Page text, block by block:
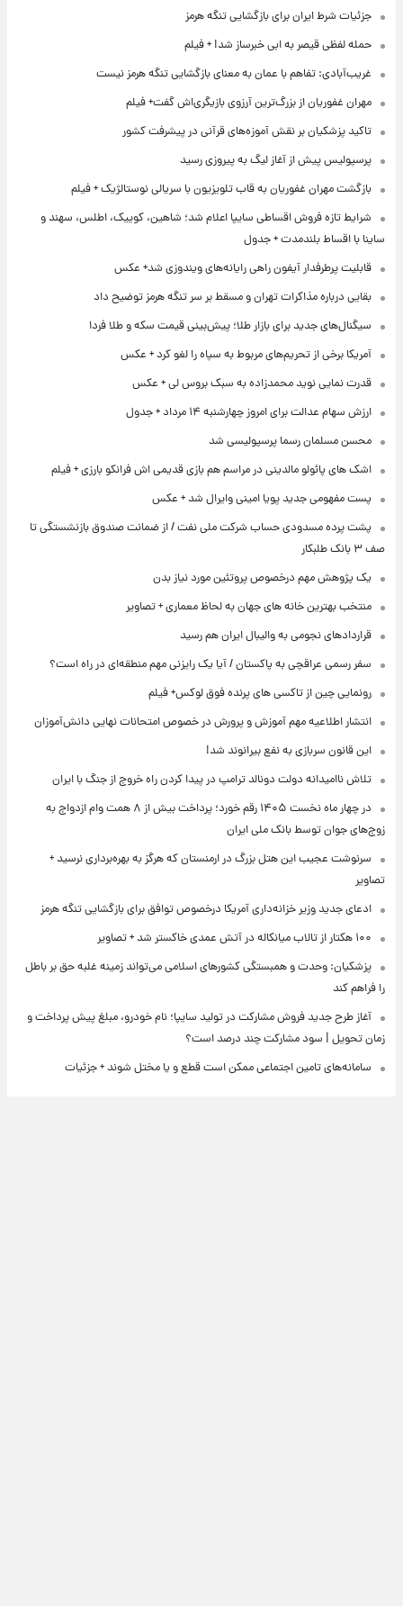
جزئیات شرط ایران برای بازگشایی تنگه هرمز
حمله لفظی قیصر به ابی خبرساز شد! + فیلم
غریب‌آبادی: تفاهم با عمان به معنای بازگشایی تنگه هرمز نیست
مهران غفوریان از بزرگ‌ترین آرزوی بازیگری‌اش گفت+ فیلم
تاکید پزشکیان بر نقش آموزه‌های قرآنی در پیشرفت کشور
پرسپولیس پیش از آغاز لیگ به پیروزی رسید
بازگشت مهران غفوریان به قاب تلویزیون با سریالی نوستالژیک + فیلم
شرایط تازه فروش اقساطی سایپا اعلام شد؛ شاهین، کوییک، اطلس، سهند و
ساینا با اقساط بلندمدت + جدول
قابلیت پرطرفدار آیفون راهی رایانه‌های ویندوزی شد+ عکس
بقایی درباره مذاکرات تهران و مسقط بر سر تنگه هرمز توضیح داد
سیگنال‌های جدید برای بازار طلا؛ پیش‌بینی قیمت سکه و طلا فردا
آمریکا برخی از تحریم‌های مربوط به سپاه را لغو کرد + عکس
قدرت نمایی نوید محمدزاده به سبک بروس لی + عکس
ارزش سهام عدالت برای امروز چهارشنبه ۱۴ مرداد + جدول
محسن مسلمان رسما پرسپولیسی شد
اشک های پائولو مالدینی در مراسم هم بازی قدیمی اش فرانکو بارزی + فیلم
پست مفهومی جدید پویا امینی وایرال شد + عکس
پشت پرده‌ مسدودی حساب شرکت ملی نفت / از ضمانت صندوق بازنشستگی تا
صف ۳ بانک طلبکار
یک پژوهش مهم درخصوص پروتئین مورد نیاز بدن
منتخب بهترین خانه های جهان به لحاظ معماری + تصاویر
قراردادهای نجومی به والیبال ایران هم رسید
سفر رسمی عراقچی به پاکستان / آیا یک رایزنی مهم منطقه‌ای در راه است؟
رونمایی چین از تاکسی های پرنده فوق لوکس+ فیلم
انتشار اطلاعیه مهم آموزش و پرورش در خصوص امتحانات نهایی دانش‌آموزان
این قانون سربازی به نفع بیرانوند شد!
تلاش ناامیدانه‌ دولت دونالد ترامپ در پیدا کردن راه خروج از جنگ با ایران
در چهار ماه نخست ۱۴۰۵ رقم خورد؛ پرداخت بیش از ۸ همت وام ازدواج به
زوج‌های جوان توسط بانک ملی ایران
سرنوشت عجیب این هتل بزرگ در ارمنستان که هرگز به بهره‌برداری نرسید +
تصاویر
ادعای جدید وزیر خزانه‌داری آمریکا درخصوص توافق برای بازگشایی تنگه هرمز
۱۰۰ هکتار از تالاب میانکاله در آتش عمدی خاکستر شد + تصاویر
پزشکیان: وحدت و همبستگی کشورهای اسلامی می‌تواند زمینه غلبه حق بر باطل
را فراهم کند
آغاز طرح جدید فروش مشارکت در تولید سایپا؛ نام خودرو، مبلغ پیش پرداخت و
زمان تحویل | سود مشارکت چند درصد است؟
سامانه‌های تامین اجتماعی ممکن است قطع و یا مختل شوند + جزئیات